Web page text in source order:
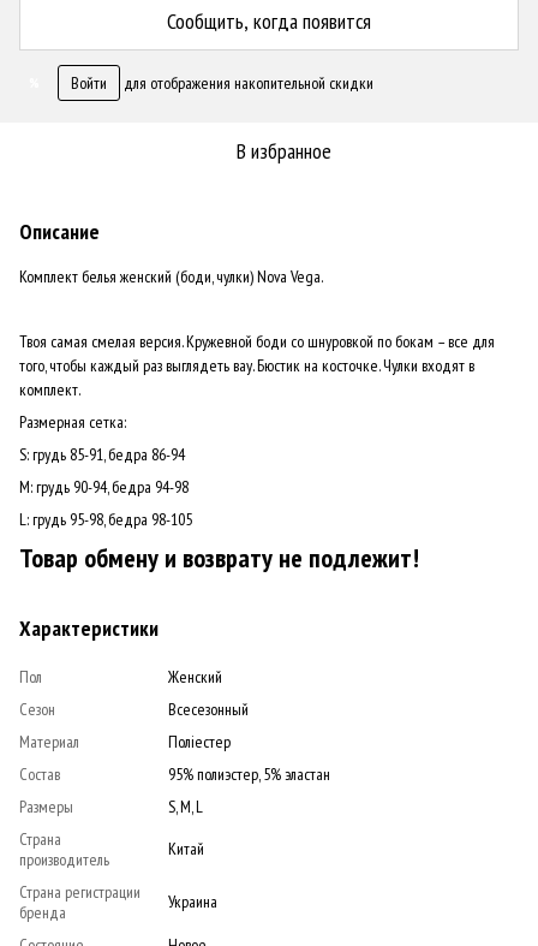
Сообщить, когда появится
Войти для отображения накопительной скидки
В избранное
Описание
Комплект белья женский (боди, чулки) Nova Vega.
Твоя самая смелая версия. Кружевной боди со шнуровкой по бокам – все для
того, чтобы каждый раз выглядеть вау. Бюстик на косточке. Чулки входят в
комплект.
Размерная сетка:
S: грудь 85-91, бедра 86-94
М: грудь 90-94, бедра 94-98
L: грудь 95-98, бедра 98-105
Товар обмену и возврату не подлежит!
Характеристики
Пол
Женский
Сезон
Всесезонный
Материал
Поліестер
Состав
95% полиэстер, 5% эластан
Размеры
S, M, L
Страна
производитель
Китай
Страна регистрации
бренда
Украина